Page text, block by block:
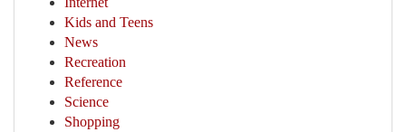
Kids and Teens
News
Recreation
Reference
Science
Shopping